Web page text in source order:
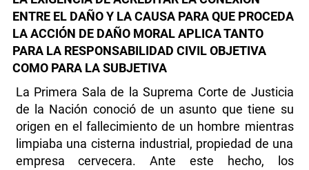
ENTRE EL DAÑO Y LA CAUSA PARA QUE PROCEDA
LA ACCIÓN DE DAÑO MORAL APLICA TANTO
PARA LA RESPONSABILIDAD CIVIL OBJETIVA
COMO PARA LA SUBJETIVA
La Primera Sala de la Suprema Corte de Justicia
de la Nación conoció de un asunto que tiene su
origen en el fallecimiento de un hombre mientras
limpiaba una cisterna industrial, propiedad de una
empresa cervecera. Ante este hecho, los